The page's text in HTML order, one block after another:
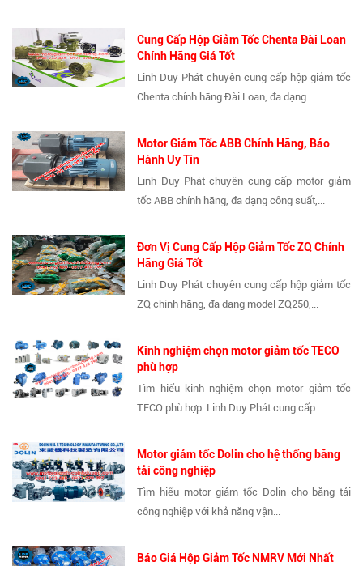
Cung Cấp Hộp Giảm Tốc Chenta Đài Loan
Chính Hãng Giá Tốt
Linh Duy Phát chuyên cung cấp hộp giảm tốc
Chenta chính hãng Đài Loan, đa dạng...
Motor Giảm Tốc ABB Chính Hãng, Bảo
Hành Uy Tín
Linh Duy Phát chuyên cung cấp motor giảm
tốc ABB chính hãng, đa dạng công suất,...
Đơn Vị Cung Cấp Hộp Giảm Tốc ZQ Chính
Hãng Giá Tốt
Linh Duy Phát chuyên cung cấp hộp giảm tốc
ZQ chính hãng, đa dạng model ZQ250,...
Kinh nghiệm chọn motor giảm tốc TECO
phù hợp
Tìm hiểu kinh nghiệm chọn motor giảm tốc
TECO phù hợp. Linh Duy Phát cung cấp...
Motor giảm tốc Dolin cho hệ thống băng
tải công nghiệp
Tìm hiểu motor giảm tốc Dolin cho băng tải
công nghiệp với khả năng vận...
Báo Giá Hộp Giảm Tốc NMRV Mới Nhất